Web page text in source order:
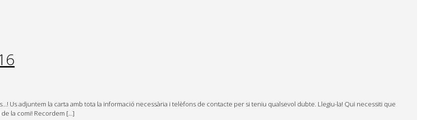
Us adjuntem la carta amb tota la informació necessària i telèfons de contacte per si teniu qualsevol dubte. Llegiu-la! Qui necessiti que
la comi! Recordem […]